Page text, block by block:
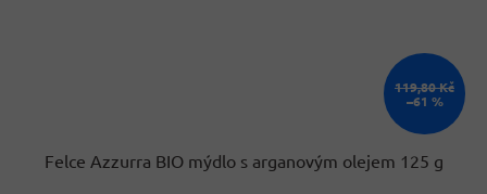
119,80 Kč
–61 %
Felce Azzurra BIO mýdlo s arganovým olejem 125 g